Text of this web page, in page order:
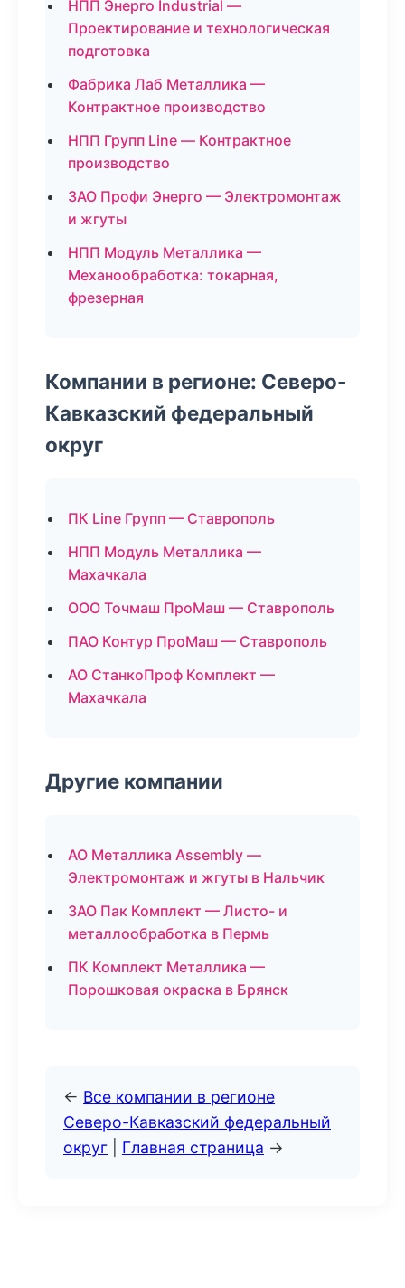
НПП Энерго Industrial —
Проектирование и технологическая
подготовка
Фабрика Лаб Металлика —
Контрактное производство
НПП Групп Line — Контрактное
производство
ЗАО Профи Энерго — Электромонтаж
и жгуты
НПП Модуль Металлика —
Механообработка: токарная,
фрезерная
Компании в регионе: Северо-
Кавказский федеральный
округ
ПК Line Групп — Ставрополь
НПП Модуль Металлика —
Махачкала
ООО Точмаш ПроМаш — Ставрополь
ПАО Контур ПроМаш — Ставрополь
АО СтанкоПроф Комплект —
Махачкала
Другие компании
АО Металлика Assembly —
Электромонтаж и жгуты в Нальчик
ЗАО Пак Комплект — Листо- и
металлообработка в Пермь
ПК Комплект Металлика —
Порошковая окраска в Брянск
← Все компании в регионе
Северо-Кавказский федеральный
округ
Главная страница →